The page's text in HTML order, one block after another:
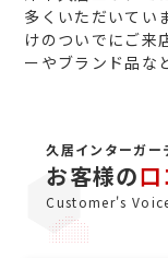
多くいただいてい
けのついでにご来
ーやブランド品な
久居インターガー
お客様の口
Customer's